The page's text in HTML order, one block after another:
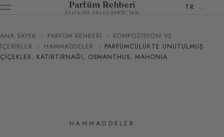
Parfüm Rehberi
SYLVAINE DELACOURTE'TAN
TR
ANA SAYFA › PARFÜM REHBERI › KOMPOZISYON VE
İÇERIKLER
› HAMMADDELER › PARFÜMCÜLÜKTE UNUTULMUŞ
ÇIÇEKLER: KATIRTIRNAĞI, OSMANTHUS, MAHONIA
HAMMADDELER